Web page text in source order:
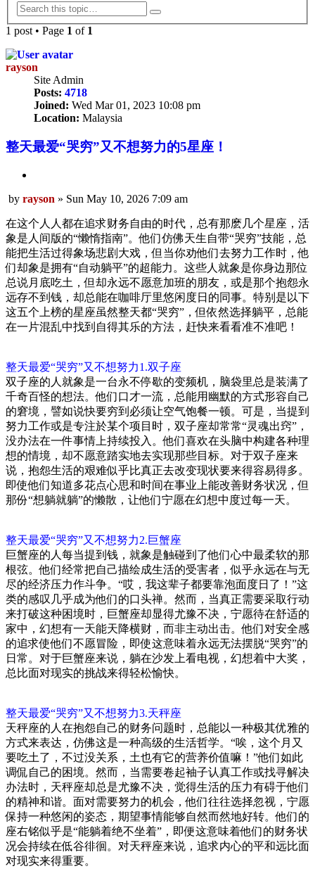
Search
1 post • Page 1 of 1
rayson
Site Admin
Posts: 4718
Joined: Wed Mar 01, 2023 10:08 pm
Location: Malaysia
整天最爱“哭穷”又不想努力的5星座！
Post
by rayson » Sun May 10, 2026 7:09 am
在这个人人都在追求财务自由的时代，总有那麽几个星座，活
象是人间版的“懒惰指南”。他们仿佛天生自带“哭穷”技能，总
能把生活过得象场悲剧大戏，但当你劝他们去努力工作时，他
们却象是拥有“自动躺平”的超能力。这些人就象是你身边那位
总说月底吃土，但却永远不愿意加班的朋友，或是那个抱怨永
远存不到钱，却总能在咖啡厅里悠闲度日的同事。特别是以下
这五个上榜的星座虽然整天都“哭穷”，但依然选择躺平，总能
在一片混乱中找到自得其乐的方法，赶快来看看准不准吧！
整天最爱“哭穷”又不想努力1.双子座
双子座的人就象是一台永不停歇的变频机，脑袋里总是装满了
千奇百怪的想法。他们口才一流，总能用幽默的方式形容自己
的窘境，譬如说快要穷到必须让空气饱餐一顿。可是，当提到
努力工作或是专注於某个项目时，双子座却常常“灵魂出窍”，
没办法在一件事情上持续投入。他们喜欢在头脑中构建各种理
想的情境，却不愿意踏实地去实现那些目标。对于双子座来
说，抱怨生活的艰难似乎比真正去改变现状要来得容易得多。
即使他们知道多花点心思和时间在事业上能改善财务状况，但
那份“想躺就躺”的懒散，让他们宁愿在幻想中度过每一天。
整天最爱“哭穷”又不想努力2.巨蟹座
巨蟹座的人每当提到钱，就象是触碰到了他们心中最柔软的那
根弦。他们经常把自己描绘成生活的受害者，似乎永远在与无
尽的经济压力作斗争。“哎，我这辈子都要靠泡面度日了！”这
类的感叹几乎成为他们的口头禅。然而，当真正需要采取行动
来打破这种困境时，巨蟹座却显得尤豫不决，宁愿待在舒适的
家中，幻想有一天能天降横财，而非主动出击。他们对安全感
的追求使他们不愿冒险，即使这意味着永远无法摆脱“哭穷”的
日常。对于巨蟹座来说，躺在沙发上看电视，幻想着中大奖，
总比面对现实的挑战来得轻松愉快。
整天最爱“哭穷”又不想努力3.天秤座
天秤座的人在抱怨自己的财务问题时，总能以一种极其优雅的
方式来表达，仿佛这是一种高级的生活哲学。“唉，这个月又
要吃土了，不过没关系，土也有它的营养价值嘛！”他们如此
调侃自己的困境。然而，当需要卷起袖子认真工作或找寻解决
办法时，天秤座却总是尤豫不决，觉得生活的压力有碍于他们
的精神和谐。面对需要努力的机会，他们往往选择忽视，宁愿
保持一种悠闲的姿态，期望事情能够自然而然地好转。他们的
座右铭似乎是“能躺着绝不坐着”，即便这意味着他们的财务状
况会持续在低谷徘徊。对天秤座来说，追求内心的平和远比面
对现实来得重要。